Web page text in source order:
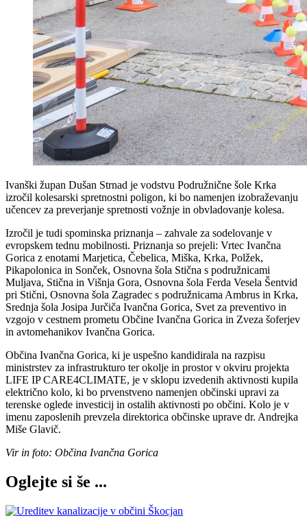
Ivanški župan Dušan Strnad je vodstvu Podružnične šole Krka
izročil kolesarski spretnostni poligon, ki bo namenjen izobraževanju
učencev za preverjanje spretnosti vožnje in obvladovanje kolesa.
Izročil je tudi spominska priznanja – zahvale za sodelovanje v
evropskem tednu mobilnosti. Priznanja so prejeli: Vrtec Ivančna
Gorica z enotami Marjetica, Čebelica, Miška, Krka, Polžek,
Pikapolonica in Sonček, Osnovna šola Stična s podružnicami
Muljava, Stična in Višnja Gora, Osnovna šola Ferda Vesela Šentvid
pri Stični, Osnovna šola Zagradec s podružnicama Ambrus in Krka,
Srednja šola Josipa Jurčiča Ivančna Gorica, Svet za preventivo in
vzgojo v cestnem prometu Občine Ivančna Gorica in Zveza šoferjev
in avtomehanikov Ivančna Gorica.
Občina Ivančna Gorica, ki je uspešno kandidirala na razpisu
ministrstev za infrastrukturo ter okolje in prostor v okviru projekta
LIFE IP CARE4CLIMATE, je v sklopu izvedenih aktivnosti kupila
električno kolo, ki bo prvenstveno namenjen občinski upravi za
terenske oglede investicij in ostalih aktivnosti po občini. Kolo je v
imenu zaposlenih prevzela direktorica občinske uprave dr. Andrejka
Miše Glavič.
Vir in foto: Občina Ivančna Gorica
Oglejte si še ...